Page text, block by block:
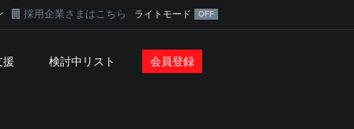
採用企業さまはこちら ライトモード
援 検討中リスト 会員登録